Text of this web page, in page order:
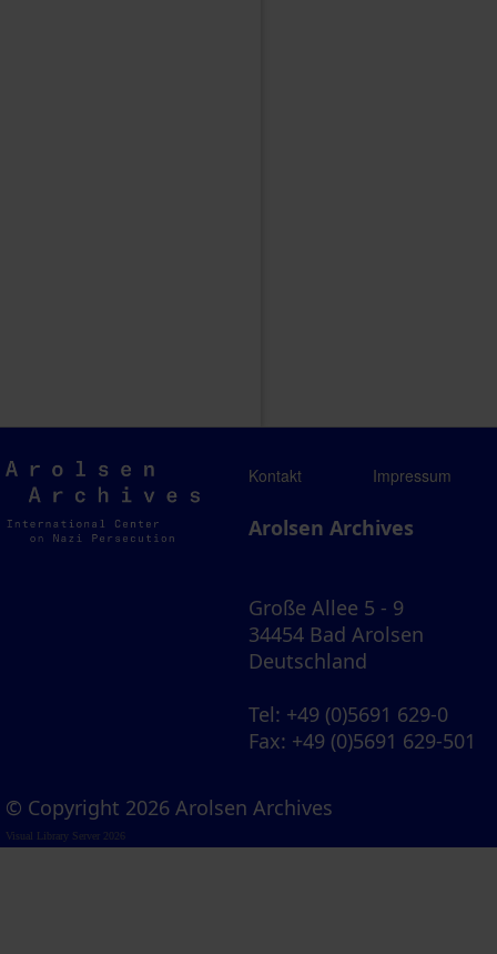
Arolsen
Archives
Kontakt Impressum
Arolsen Archives
Große Allee 5 - 9
34454 Bad Arolsen
Deutschland
Tel: +49 (0)5691 629-0
Fax: +49 (0)5691 629-501
© Copyright 2026 Arolsen Archives
Visual Library Server 2026